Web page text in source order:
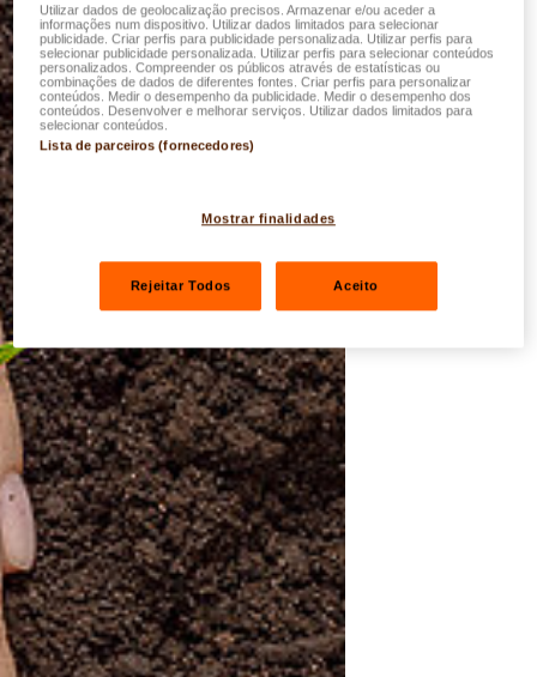
Utilizar dados de geolocalização precisos. Armazenar e/ou aceder a
informações num dispositivo. Utilizar dados limitados para selecionar
publicidade. Criar perfis para publicidade personalizada. Utilizar perfis para
selecionar publicidade personalizada. Utilizar perfis para selecionar conteúdos
personalizados. Compreender os públicos através de estatísticas ou
combinações de dados de diferentes fontes. Criar perfis para personalizar
conteúdos. Medir o desempenho da publicidade. Medir o desempenho dos
conteúdos. Desenvolver e melhorar serviços. Utilizar dados limitados para
selecionar conteúdos.
Lista de parceiros (fornecedores)
Mostrar finalidades
Rejeitar Todos Aceito